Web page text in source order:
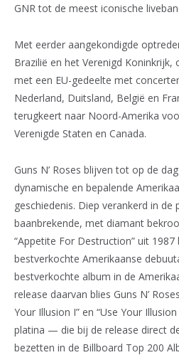
GNR tot de meest iconische
Met eerder aangekondigde
Brazilië en het Verenigd
met een EU-gedeelte met
Nederland, Duitsland, België en
terugkeert naar Noord-Amerika
Verenigde Staten en Canada.
Guns N’ Roses blijven tot op de
dynamische en bepalende
geschiedenis. Diep verankerd in
baanbrekende, met diamant
“Appetite For Destruction” uit 1987
bestverkochte Amerikaanse
bestverkochte album in de
release daarvan blies Guns N’
Your Illusion I” en “Use Your
platina — die bij de release direct
bezetten in de Billboard Top 200